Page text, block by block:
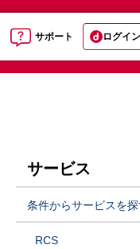
サポート ログイ
サービス
条件からサービスを探
RCS